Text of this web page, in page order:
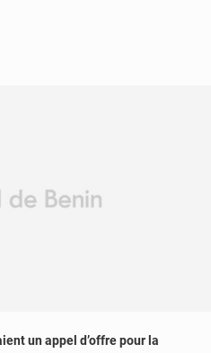
un appel d’offre pour la